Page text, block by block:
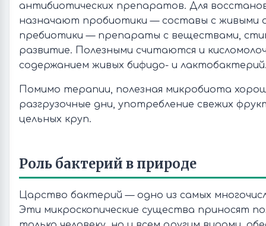
антибиотических препаратов. Для
назначают пробиотики — составы с живыми
пребиотики — препараты с веществами,
развитие. Полезными считаются и
содержанием живых бифидо- и
Помимо терапии, полезная микробиота
разгрузочные дни, употребление свежих
цельных круп.
Роль бактерий в природе
Царство бактерий — одно из самых
Эти микроскопические существа приносят